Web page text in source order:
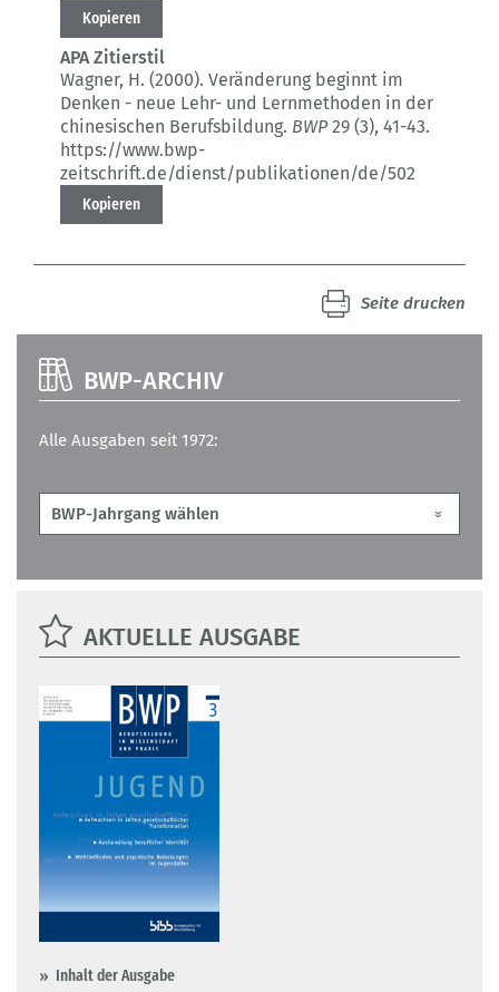
Kopieren
APA Zitierstil
Wagner, H. (2000). Veränderung beginnt im
Denken - neue Lehr- und Lernmethoden in der
chinesischen Berufsbildung. BWP29 (3), 41-43.
https://www.bwp-
zeitschrift.de/dienst/publikationen/de/502
Kopieren
Seite drucken
BWP-ARCHIV
Alle Ausgaben seit 1972:
AKTUELLE AUSGABE
Inhalt der Ausgabe